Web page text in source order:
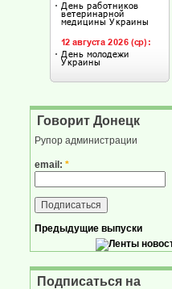
Говорит Донецк
Рупор администрации
email: *
Предыдущие выпуски
Подписаться на